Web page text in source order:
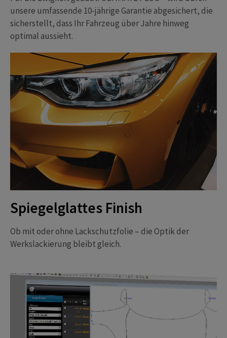
unsere umfassende 10-jährige Garantie abgesichert, die
sicherstellt, dass Ihr Fahrzeug über Jahre hinweg
optimal aussieht.
Spiegelglattes Finish
Ob mit oder ohne Lackschutzfolie – die Optik der
Werkslackierung bleibt gleich.